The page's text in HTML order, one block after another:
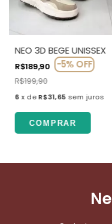
NEO 3D BEGE UNISSEX
R$189,90 -5%OFF
R$199,90
6 x deR$31,65 sem juros
COMPRAR